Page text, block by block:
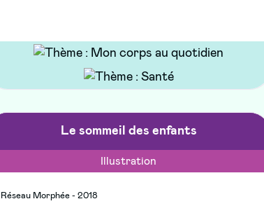
Le sommeil des enfants
Illustration
Réseau Morphée - 2018